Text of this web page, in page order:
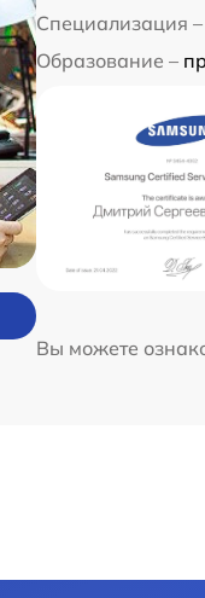
Специализация –
Образование –
Вы можете